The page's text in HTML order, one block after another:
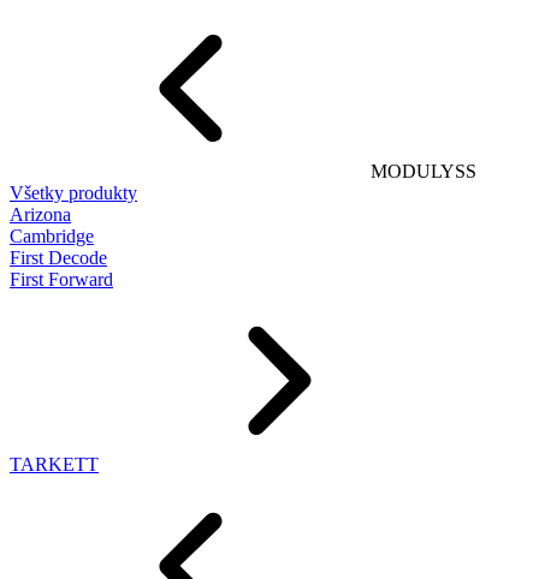
MODULYSS
Všetky produkty
Arizona
Cambridge
First Decode
First Forward
TARKETT